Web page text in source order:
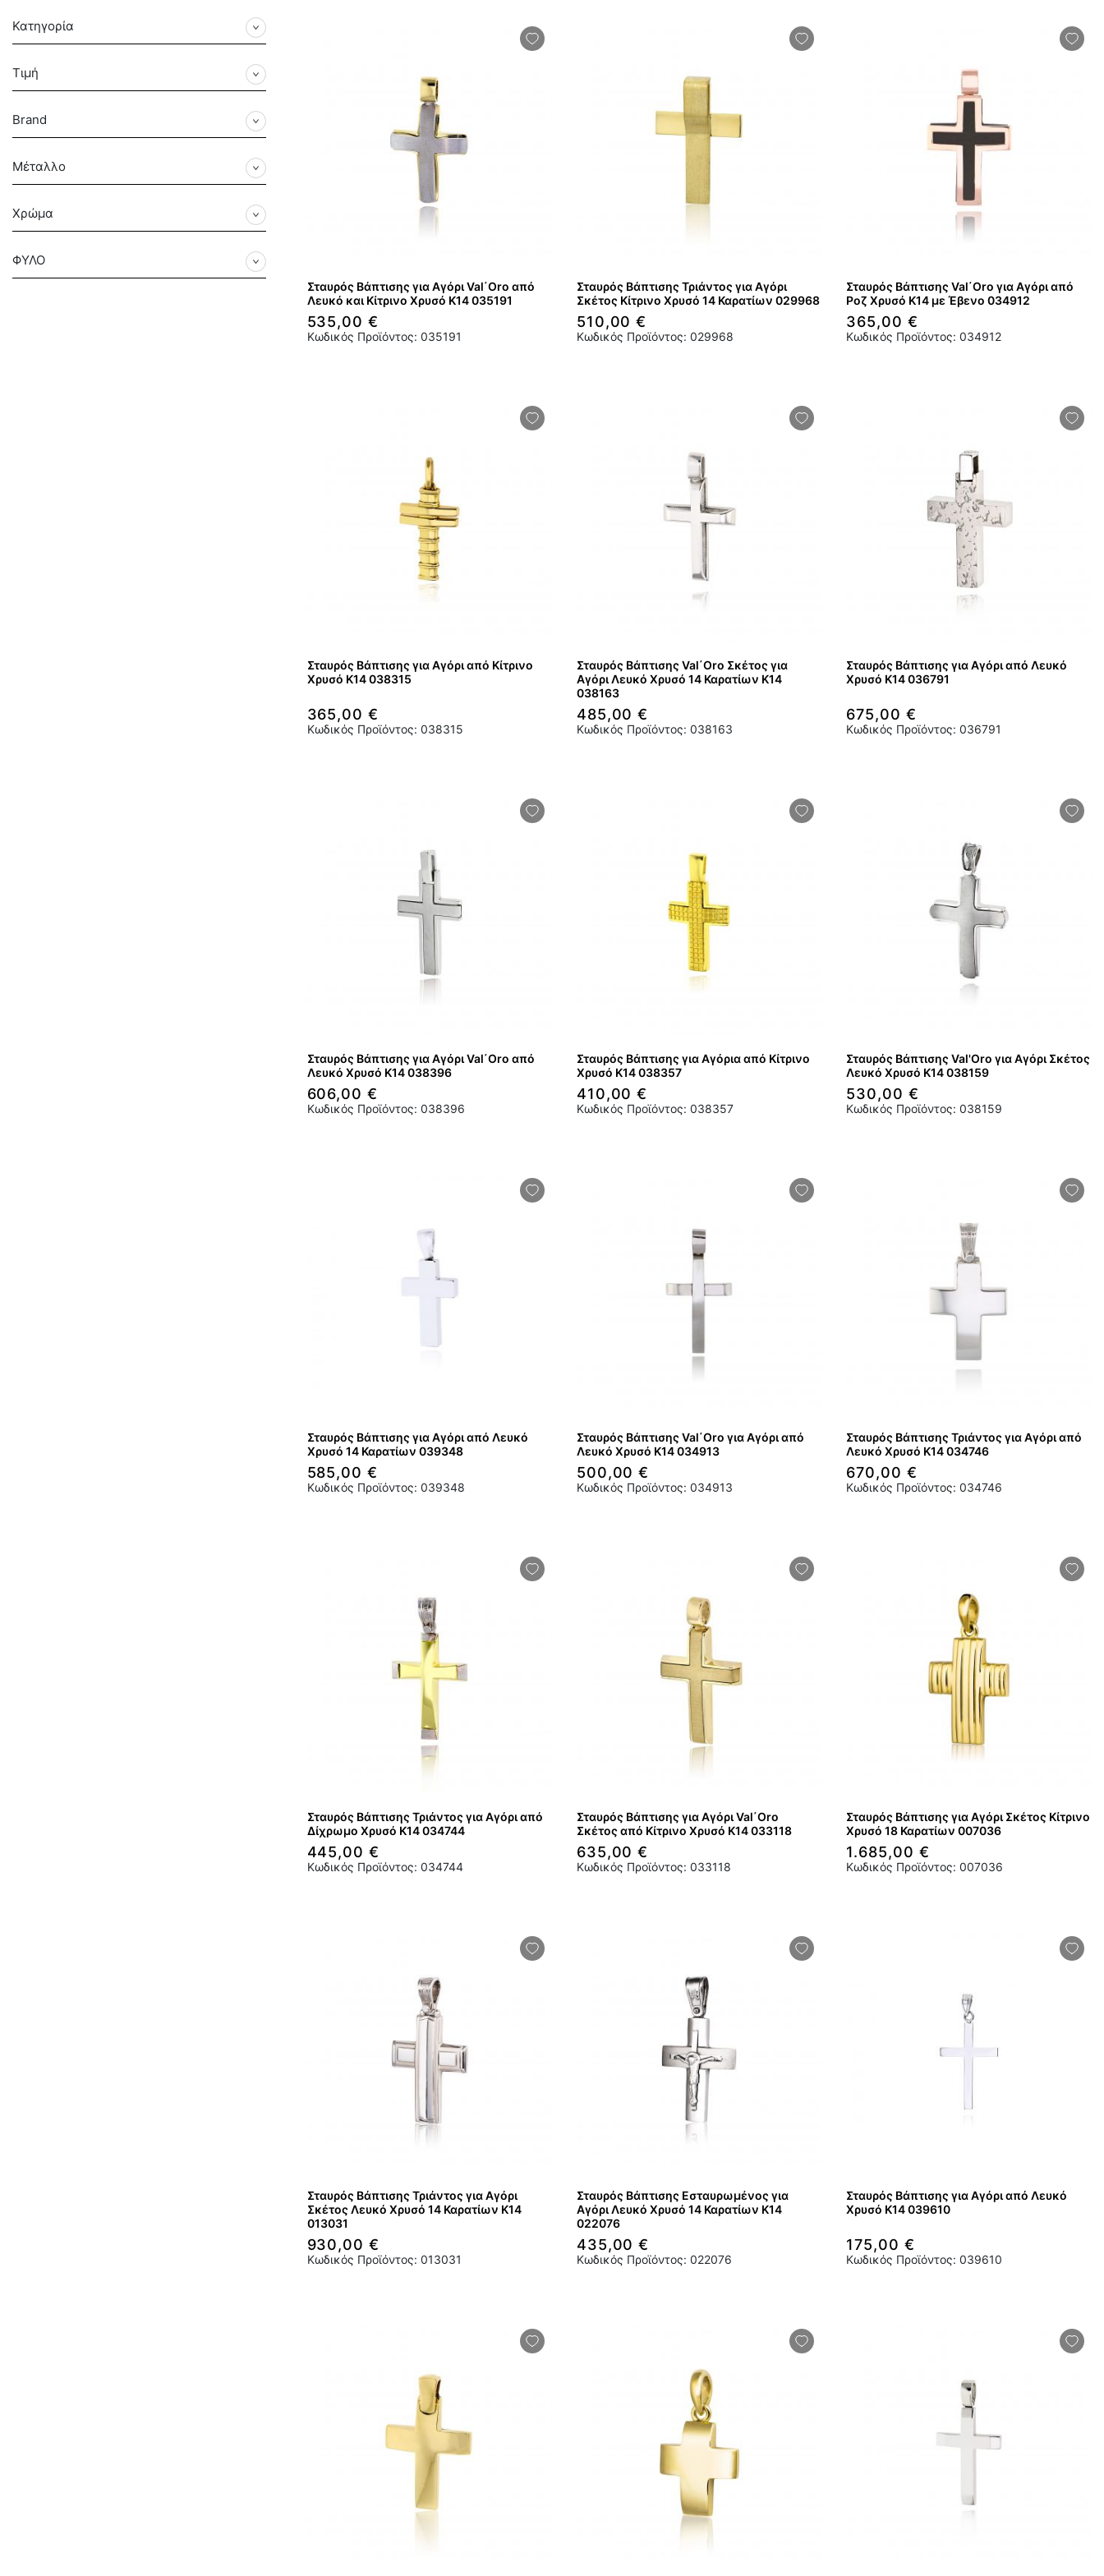
Σταυρός Βάπτισης για Αγόρι Val΄Oro από
Λευκό και Κίτρινο Χρυσό Κ14 035191
535,00 €
Κωδικός Προϊόντος: 035191
Σταυρός Βάπτισης Τριάντος για Αγόρι
Σκέτος Κίτρινο Χρυσό 14 Καρατίων 029968
510,00 €
Κωδικός Προϊόντος: 029968
Σταυρός Βάπτισης Val΄Oro για Αγόρι από
Ροζ Χρυσό Κ14 με Έβενο 034912
365,00 €
Κωδικός Προϊόντος: 034912
Σταυρός Βάπτισης για Αγόρι από Κίτρινο
Χρυσό Κ14 038315
365,00 €
Κωδικός Προϊόντος: 038315
Σταυρός Βάπτισης Val΄Oro Σκέτος για
Αγόρι Λευκό Χρυσό 14 Καρατίων Κ14
038163
485,00 €
Κωδικός Προϊόντος: 038163
Σταυρός Βάπτισης για Αγόρι από Λευκό
Χρυσό Κ14 036791
675,00 €
Κωδικός Προϊόντος: 036791
Σταυρός Βάπτισης για Αγόρι Val΄Oro από
Λευκό Χρυσό Κ14 038396
606,00 €
Κωδικός Προϊόντος: 038396
Σταυρός Βάπτισης για Αγόρια από Κίτρινο
Χρυσό Κ14 038357
410,00 €
Κωδικός Προϊόντος: 038357
Σταυρός Βάπτισης Val'Oro για Αγόρι Σκέτος
Λευκό Χρυσό Κ14 038159
530,00 €
Κωδικός Προϊόντος: 038159
Σταυρός Βάπτισης για Αγόρι από Λευκό
Χρυσό 14 Καρατίων 039348
585,00 €
Κωδικός Προϊόντος: 039348
Σταυρός Βάπτισης Val΄Oro για Αγόρι από
Λευκό Χρυσό Κ14 034913
500,00 €
Κωδικός Προϊόντος: 034913
Σταυρός Βάπτισης Τριάντος για Αγόρι από
Λευκό Χρυσό Κ14 034746
670,00 €
Κωδικός Προϊόντος: 034746
Σταυρός Βάπτισης Τριάντος για Αγόρι από
Δίχρωμο Χρυσό Κ14 034744
445,00 €
Κωδικός Προϊόντος: 034744
Σταυρός Βάπτισης για Αγόρι Val΄Oro
Σκέτος από Κίτρινο Χρυσό Κ14 033118
635,00 €
Κωδικός Προϊόντος: 033118
Σταυρός Βάπτισης για Αγόρι Σκέτος Κίτρινο
Χρυσό 18 Καρατίων 007036
1.685,00 €
Κωδικός Προϊόντος: 007036
Σταυρός Βάπτισης Τριάντος για Αγόρι
Σκέτος Λευκό Χρυσό 14 Καρατίων Κ14
013031
930,00 €
Κωδικός Προϊόντος: 013031
Σταυρός Βάπτισης Εσταυρωμένος για
Αγόρι Λευκό Χρυσό 14 Καρατίων Κ14
022076
435,00 €
Κωδικός Προϊόντος: 022076
Σταυρός Βάπτισης για Αγόρι από Λευκό
Χρυσό Κ14 039610
175,00 €
Κωδικός Προϊόντος: 039610
Κατηγορία
Τιμή
Brand
Μέταλλο
Χρώμα
ΦΥΛΟ